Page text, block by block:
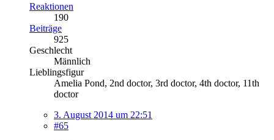
Reaktionen
190
Beiträge
925
Geschlecht
Männlich
Lieblingsfigur
Amelia Pond, 2nd doctor, 3rd doctor, 4th doctor, 11th
doctor
3. August 2014 um 22:51
#65